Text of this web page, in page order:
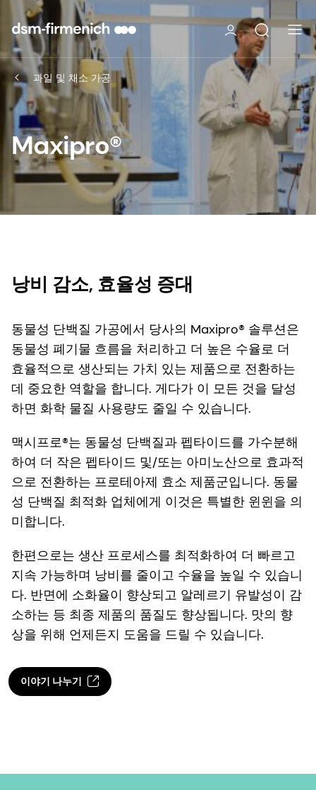
과일 및 채소 가공
Maxipro®
낭비 감소, 효율성 증대
동물성 단백질 가공에서 당사의 Maxipro® 솔루션은
동물성 폐기물 흐름을 처리하고 더 높은 수율로 더
효율적으로 생산되는 가치 있는 제품으로 전환하는
데 중요한 역할을 합니다. 게다가 이 모든 것을 달성
하면 화학 물질 사용량도 줄일 수 있습니다.
맥시프로®는 동물성 단백질과 펩타이드를 가수분해
하여 더 작은 펩타이드 및/또는 아미노산으로 효과적
으로 전환하는 프로테아제 효소 제품군입니다. 동물
성 단백질 최적화 업체에게 이것은 특별한 윈윈을 의
미합니다.
한편으로는 생산 프로세스를 최적화하여 더 빠르고
지속 가능하며 낭비를 줄이고 수율을 높일 수 있습니
다. 반면에 소화율이 향상되고 알레르기 유발성이 감
소하는 등 최종 제품의 품질도 향상됩니다. 맛의 향
상을 위해 언제든지 도움을 드릴 수 있습니다.
이야기 나누기